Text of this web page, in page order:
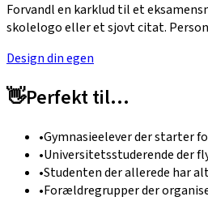
Forvandl en karklud til et
skolelogo eller et sjovt citat.
Design din egen
👋Perfekt til…
•Gymnasieelever der starter
•Universitetsstuderende der
•Studenten der allerede har
•Forældregrupper der